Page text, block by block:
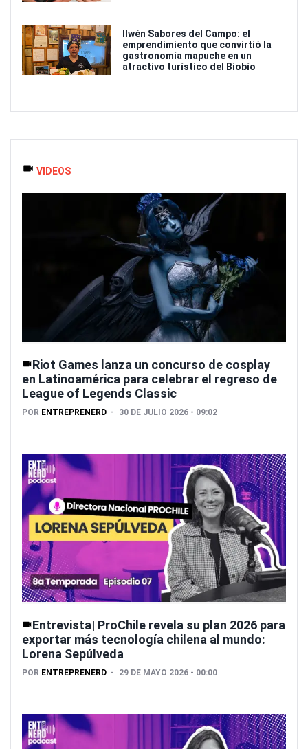
Ilwén Sabores del Campo: el
emprendimiento que convirtió la
gastronomía mapuche en un
atractivo turístico del Biobío
VIDEOS
Riot Games lanza un concurso de cosplay
en Latinoamérica para celebrar el regreso de
League of Legends Classic
POR ENTREPRENERD 30 DE JULIO 2026 - 09:02
Entrevista| ProChile revela su plan 2026 para
exportar más tecnología chilena al mundo:
Lorena Sepúlveda
POR ENTREPRENERD 29 DE MAYO 2026 - 00:00